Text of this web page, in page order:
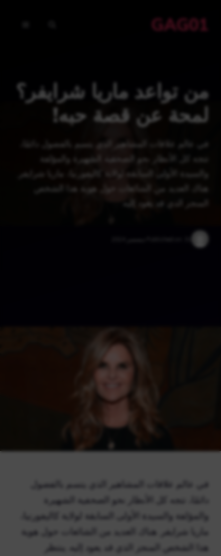
GAG01
من تواعد ماريا شرايفر؟
لمحة عن قصة حبه!
في عالم علاقات المشاهير الذي يتسم بالفضول دائمًا،
تتجه كل الأنظار نحو الصحفية الشهيرة والمؤلفة
والسيدة الأولى السابقة لولاية كاليفورنيا، ماريا شرايفر.
هناك العديد من الشائعات حول هوية هذا الشخص
المنجز الذي قد يعود إليه. …
في عالم علاقات المشاهير الذي يتسم بالفضول
دائمًا، تتجه كل الأنظار نحو الصحفية الشهيرة
والمؤلفة والسيدة الأولى السابقة لولاية كاليفورنيا،
ماريا شرايفر. هناك العديد من الشائعات حول هوية
هذا الشخص المنجز الذي قد يعود إليه. ينتظر